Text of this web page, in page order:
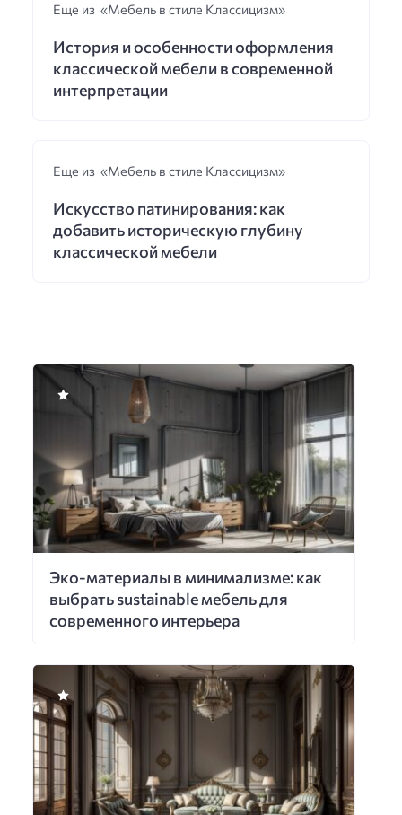
Еще из «Мебель в стиле Классицизм»
История и особенности оформления
классической мебели в современной
интерпретации
Еще из «Мебель в стиле Классицизм»
Искусство патинирования: как
добавить историческую глубину
классической мебели
Эко-материалы в минимализме: как
выбрать sustainable мебель для
современного интерьера